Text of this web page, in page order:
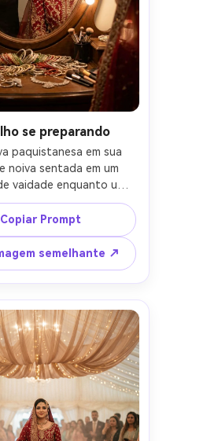
se preparando
paquistanesa em sua
noiva sentada em um
vaidade enquanto um
ajusta sua dupatta,
macias refletindo, jóias
e pulseiras na mesa,
íntima nos bastidores,
R6, 35mm f/1.8, luz
composição sincera,
da pele, estilo de
documentário-AR 4:5
Copiar Prompt
semelhante ↗